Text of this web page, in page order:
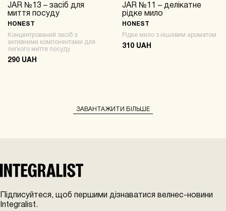
JAR №13 – засіб для
миття посуду
HONEST
Концентрований засіб з
активними компонентами для
легкого миття посуду
290 UAH
JAR №11 – делікатне
рідке мило
HONEST
Рідке мило з нішевим ароматом
310 UAH
ЗАВАНТАЖИТИ БІЛЬШЕ
Підписуйтеся, щоб першими дізнаватися велнес-новини
Integralist.